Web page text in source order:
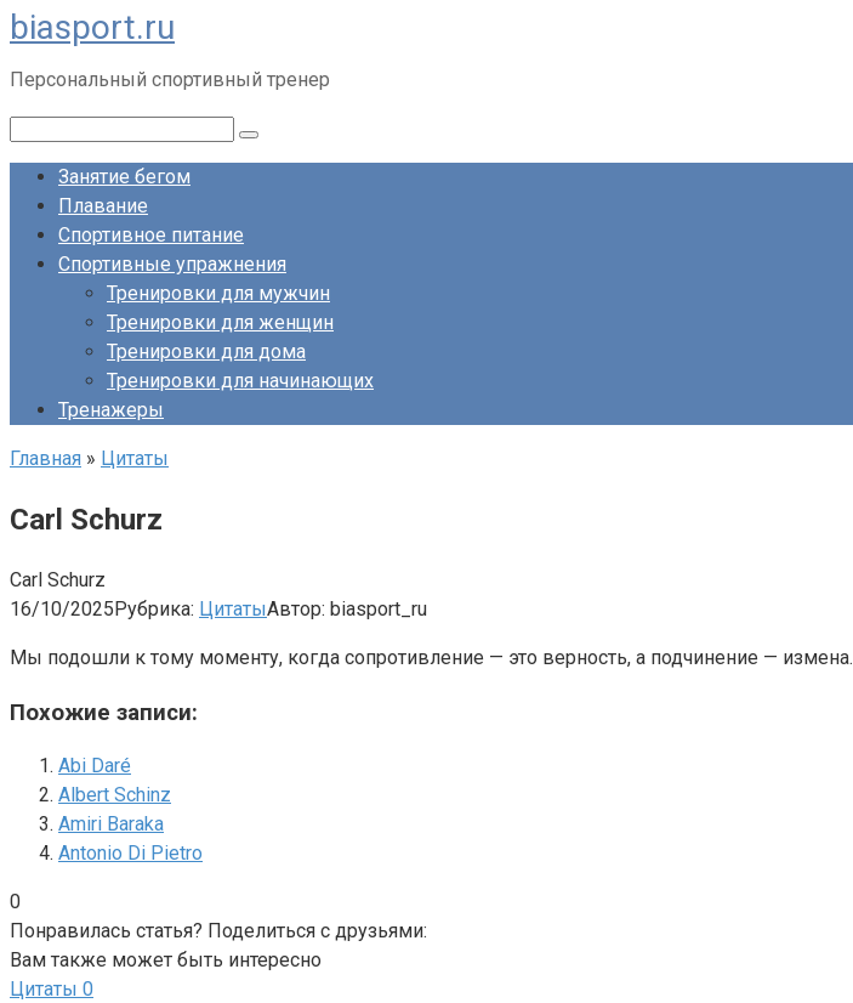
Перейти
к
контенту
biasport.ru
Персональный спортивный тренер
Занятие бегом
Плавание
Спортивное питание
Спортивные упражнения
Тренировки для мужчин
Тренировки для женщин
Тренировки для дома
Тренировки для начинающих
Тренажеры
Главная » Цитаты
Carl Schurz
Carl Schurz
16/10/2025Рубрика: ЦитатыАвтор: biasport_ru
Мы подошли к тому моменту, когда сопротивление — это верность, а подчинение — измена.
Похожие записи:
Abi Daré
Albert Schinz
Amiri Baraka
Antonio Di Pietro
0
Понравилась статья? Поделиться с друзьями:
Вам также может быть интересно
Цитаты 0